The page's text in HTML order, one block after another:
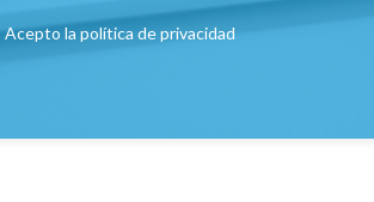
Acepto la política de privacidad